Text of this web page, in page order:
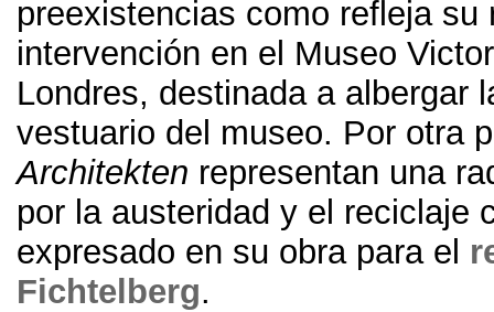
preexistencias como refleja su
intervención en el Museo
Londres, destinada a albergar
vestuario del museo. Por otra
Architekten representan una
por la austeridad y el reciclaje
expresado en su obra para el
Fichtelberg.